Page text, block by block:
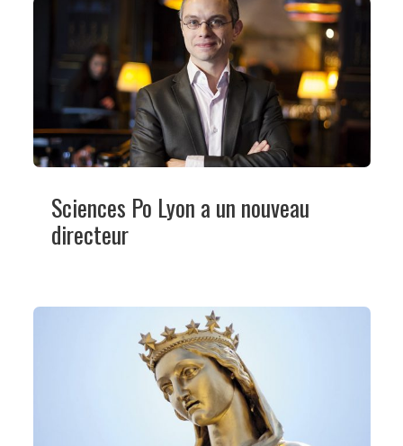
Sciences Po Lyon a un nouveau
directeur